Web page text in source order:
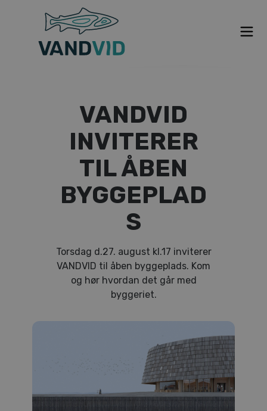
Nyt fra VANDVID
VANDVID indefra
Hvem står bag
VANDVID
INVITERER
TIL ÅBEN
BYGGEPLAD
S
Torsdag d.27. august kl.17 inviterer
VANDVID til åben byggeplads. Kom
og hør hvordan det går med
byggeriet.